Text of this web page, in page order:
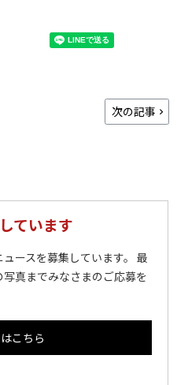
次の記事
ています
ースを募集しています。 最
真までみなさまのご応募を
こちら